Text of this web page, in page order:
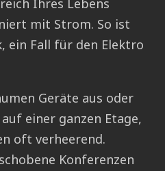
Ihres Lebens
mit Strom. So ist
ein Fall für den Elektro
Geräte aus oder
einer ganzen Etage,
oft verheerend.
Konferenzen